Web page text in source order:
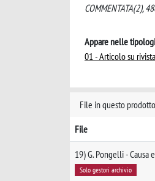
COMMENTATA(2),
Appare nelle
01 - Articolo su rivista
File in questo
File
19) G. Pongelli - Causa
Solo gestori archivio